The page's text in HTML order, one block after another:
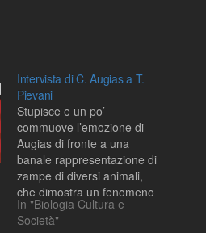
Intervista di C. Augias a T.
Pievani
Stupisce e un po’
commuove l’emozione di
Augias di fronte a una
banale rappresentazione di
zampe di diversi animali,
che dimostra un fenomeno
ben noto, l’omologia, che
da più di un secolo è solo
In "Biologia Cultura e
Società"